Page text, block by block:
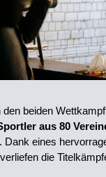
den beiden
aus 80
Dank eines
die